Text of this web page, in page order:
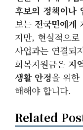
후보의 정책이나
보는 전국민에게
지만, 현실적으로
사업과는 연결되
회복지원금은 지
생활 안정을 위한
해해야 합니다.
Related